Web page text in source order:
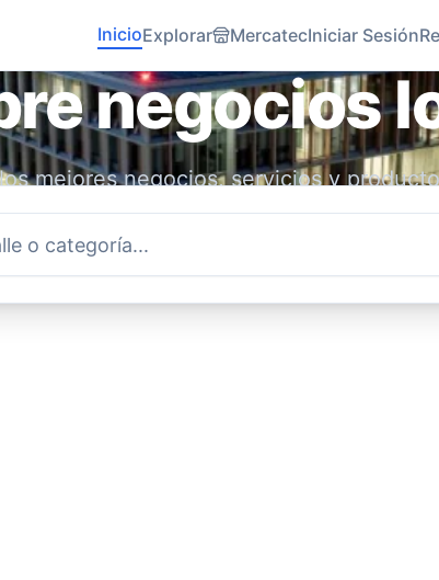
InicioExplorar MercatecIniciar Sesión
negocios
mejores negocios, servicios y
Conecta con emprendedores locales y